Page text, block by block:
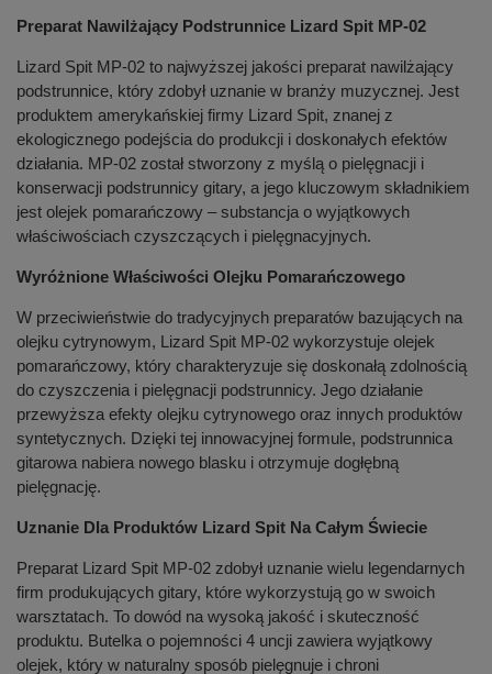
Preparat Nawilżający Podstrunnice Lizard Spit MP-02
Lizard Spit MP-02 to najwyższej jakości preparat nawilżający
podstrunnice, który zdobył uznanie w branży muzycznej. Jest
produktem amerykańskiej firmy Lizard Spit, znanej z
ekologicznego podejścia do produkcji i doskonałych efektów
działania. MP-02 został stworzony z myślą o pielęgnacji i
konserwacji podstrunnicy gitary, a jego kluczowym składnikiem
jest olejek pomarańczowy – substancja o wyjątkowych
właściwościach czyszczących i pielęgnacyjnych.
Wyróżnione Właściwości Olejku Pomarańczowego
W przeciwieństwie do tradycyjnych preparatów bazujących na
olejku cytrynowym, Lizard Spit MP-02 wykorzystuje olejek
pomarańczowy, który charakteryzuje się doskonałą zdolnością
do czyszczenia i pielęgnacji podstrunnicy. Jego działanie
przewyższa efekty olejku cytrynowego oraz innych produktów
syntetycznych. Dzięki tej innowacyjnej formule, podstrunnica
gitarowa nabiera nowego blasku i otrzymuje dogłębną
pielęgnację.
Uznanie Dla Produktów Lizard Spit Na Całym Świecie
Preparat Lizard Spit MP-02 zdobył uznanie wielu legendarnych
firm produkujących gitary, które wykorzystują go w swoich
warsztatach. To dowód na wysoką jakość i skuteczność
produktu. Butelka o pojemności 4 uncji zawiera wyjątkowy
olejek, który w naturalny sposób pielęgnuje i chroni